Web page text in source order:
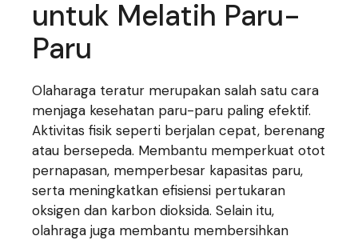
untuk Melatih Paru-
Paru
Olaharaga teratur merupakan salah satu cara
menjaga kesehatan paru-paru paling efektif.
Aktivitas fisik seperti berjalan cepat, berenang
atau bersepeda. Membantu memperkuat otot
pernapasan, memperbesar kapasitas paru,
serta meningkatkan efisiensi pertukaran
oksigen dan karbon dioksida. Selain itu,
olahraga juga membantu membersihkan